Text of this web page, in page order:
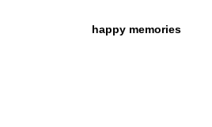
happy memories